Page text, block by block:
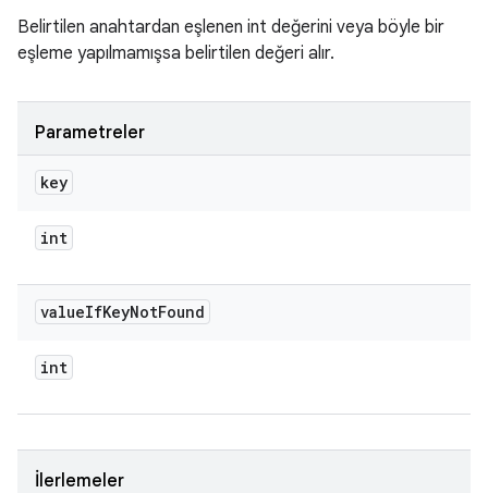
Belirtilen anahtardan eşlenen int değerini veya böyle bir
eşleme yapılmamışsa belirtilen değeri alır.
Parametreler
key
int
valueIfKeyNotFound
int
İlerlemeler